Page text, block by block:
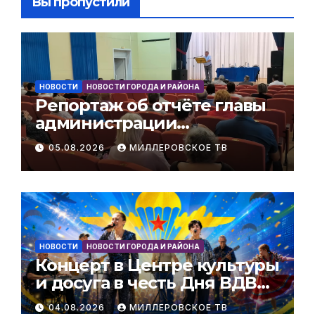
НОВОСТИ НОВОСТИ ГОРОДА И РАЙОНА
Репортаж об отчёте главы
администрации
Мальчевского сельского
поселения за 1 полугодие
2026 года
05.08.2026 МИЛЛЕРОВСКОЕ ТВ
НОВОСТИ НОВОСТИ ГОРОДА И РАЙОНА
Концерт в Центре культуры
и досуга в честь Дня ВДВ
РФ04.08.2026 МИЛЛЕРОВСКОЕ ТВ